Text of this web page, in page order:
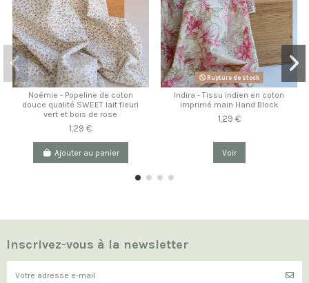
Noémie - Popeline de coton
douce qualité SWEET lait fleuri
vert et bois de rose
1,29 €
Ajouter au panier
Rupture de stock
Indira - Tissu indien en coton
imprimé main Hand Block
1,29 €
Voir
Inscrivez-vous à la newsletter